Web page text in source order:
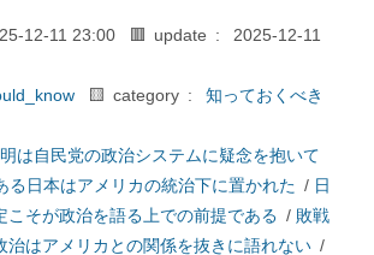
12-11 23:00 🟥 update :
2025-12-11
🟨 category :
知っておくべき
は自民党の政治システムに疑念を抱いて
る日本はアメリカの統治下に置かれた / 日
こそが政治を語る上での前提である / 敗戦
治はアメリカとの関係を抜きに語れない /